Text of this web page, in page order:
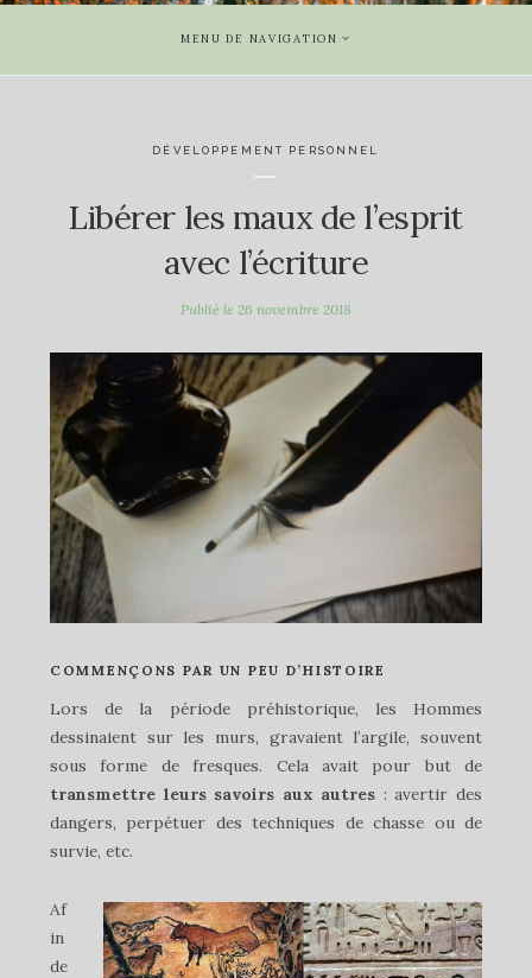
MENU DE NAVIGATION
DÉVELOPPEMENT PERSONNEL
Libérer les maux de l’esprit
avec l’écriture
Publié le 26 novembre 2018
COMMENÇONS PAR UN PEU D’HISTOIRE
Lors de la période préhistorique, les Hommes
dessinaient sur les murs, gravaient l’argile, souvent
sous forme de fresques. Cela avait pour but de
transmettre leurs savoirs aux autres : avertir des
dangers, perpétuer des techniques de chasse ou de
survie, etc.
Af
in
de